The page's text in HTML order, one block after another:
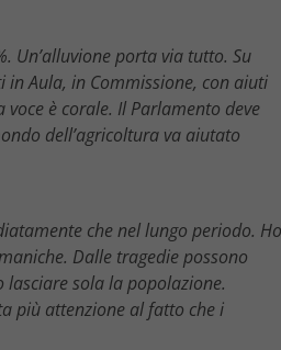
Un’alluvione porta via tutto. Su
in Aula, in Commissione, con aiuti
è corale. Il Parlamento deve
dell’agricoltura va aiutato
che nel lungo periodo. Ho
Dalle tragedie possono
sola la popolazione.
più attenzione al fatto che i